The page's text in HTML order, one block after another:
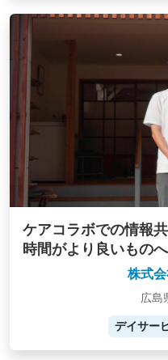
ケアコラボでの情報
時間がより良いもの
株式
広島
デイサー